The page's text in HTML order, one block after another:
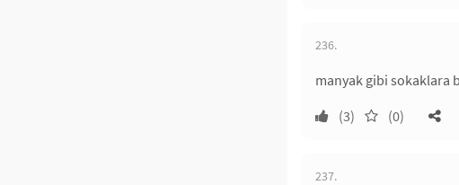
236.
manyak gibi sokaklara
(3)
(0)
237.